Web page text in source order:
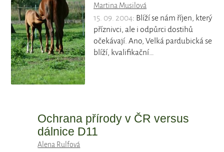
Martina Musilová
15. 09. 2004: Blíží se nám říjen, který
příznivci, ale i odpůrci dostihů
očekávají. Ano, Velká pardubická se
blíží, kvalifikační…
Ochrana přírody v ČR versus
dálnice D11
Alena Rulfová